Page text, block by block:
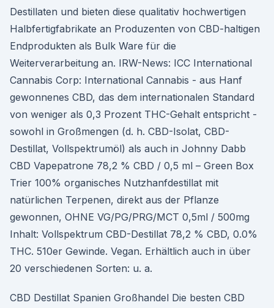
Destillaten und bieten diese qualitativ hochwertigen
Halbfertigfabrikate an Produzenten von CBD-haltigen
Endprodukten als Bulk Ware für die
Weiterverarbeitung an. IRW-News: ICC International
Cannabis Corp: International Cannabis - aus Hanf
gewonnenes CBD, das dem internationalen Standard
von weniger als 0,3 Prozent THC-Gehalt entspricht -
sowohl in Großmengen (d. h. CBD-Isolat, CBD-
Destillat, Vollspektrumöl) als auch in Johnny Dabb
CBD Vapepatrone 78,2 % CBD / 0,5 ml – Green Box
Trier 100% organisches Nutzhanfdestillat mit
natürlichen Terpenen, direkt aus der Pflanze
gewonnen, OHNE VG/PG/PRG/MCT 0,5ml / 500mg
Inhalt: Vollspektrum CBD-Destillat 78,2 % CBD, 0.0%
THC. 510er Gewinde. Vegan. Erhältlich auch in über
20 verschiedenen Sorten: u. a.
CBD Destillat Spanien Großhandel Die besten CBD